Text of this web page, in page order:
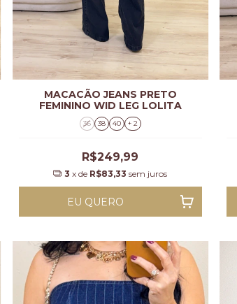
MACACÃO JEANS PRETO
FEMININO WID LEG LOLITA
36 38 40 + 2
R$249,99
3 x de R$83,33 sem juros
EU QUERO